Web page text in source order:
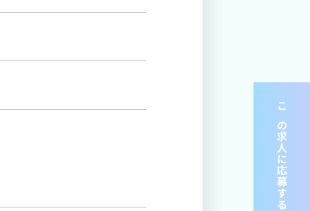
この求人に応募する